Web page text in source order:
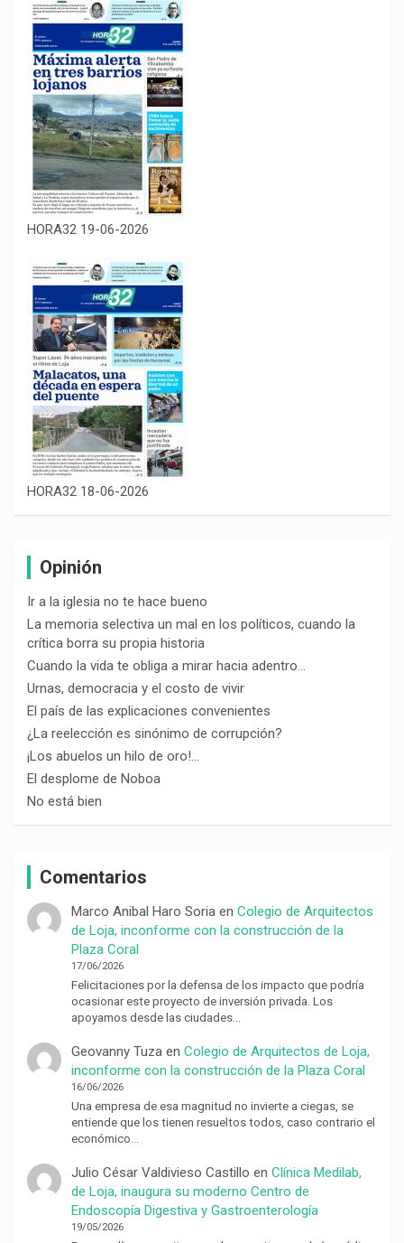
HORA32 19-06-2026
HORA32 18-06-2026
Opinión
Ir a la iglesia no te hace bueno
La memoria selectiva un mal en los políticos, cuando la
crítica borra su propia historia
Cuando la vida te obliga a mirar hacia adentro…
Urnas, democracia y el costo de vivir
El país de las explicaciones convenientes
¿La reelección es sinónimo de corrupción?
¡Los abuelos un hilo de oro!…
El desplome de Noboa
No está bien
Comentarios
Marco Anibal Haro Soriaen Colegio de Arquitectos
de Loja, inconforme con la construcción de la
Plaza Coral
17/06/2026
Felicitaciones por la defensa de los impacto que podría
ocasionar este proyecto de inversión privada. Los
apoyamos desde las ciudades…
Geovanny Tuzaen Colegio de Arquitectos de Loja,
inconforme con la construcción de la Plaza Coral
16/06/2026
Una empresa de esa magnitud no invierte a ciegas, se
entiende que los tienen resueltos todos, caso contrario el
económico…
Julio César Valdivieso Castillo en Clínica Medilab,
de Loja, inaugura su moderno Centro de
Endoscopía Digestiva y Gastroenterología
19/05/2026